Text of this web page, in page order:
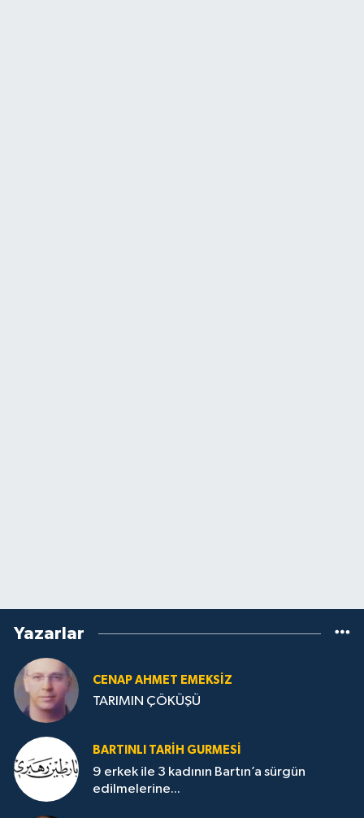
Yazarlar
CENAP AHMET EMEKSİZ
TARIMIN ÇÖKÜŞÜ
BARTINLI TARIH GURMESI
9 erkek ile 3 kadının Bartın’a sürgün
edilmelerine...